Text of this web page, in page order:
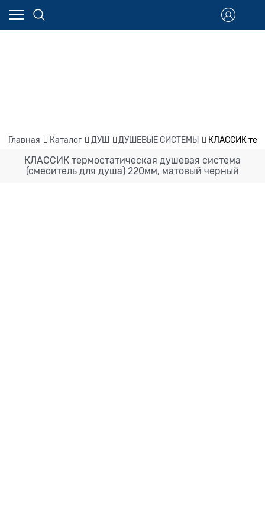
Главная Каталог ДУШ ДУШЕВЫЕ СИСТЕМЫ КЛАССИК
КЛАССИК термостатическая душевая система
(смеситель для душа) 220мм, матовый черный